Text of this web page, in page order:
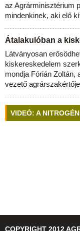
az Agrárminisztérium
mindenkinek, aki elő
Átalakulóban a
Látványosan
kiskereskedelem
mondja Fórián Zoltán,
vezető
VIDEÓ: A
COPYRIGHT 2012